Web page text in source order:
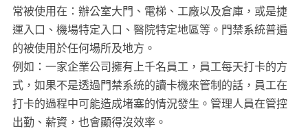
常被使用在：辦公室大門、電梯、工廠以及倉庫，或是捷
運入口、機場特定入口、醫院特定地區等。門禁系統普遍
的被使用於任何場所及地方。
例如：一家企業公司擁有上千名員工，員工每天打卡的方
式，如果不是透過門禁系統的讀卡機來管制的話，員工在
打卡的過程中可能造成堵塞的情況發生。管理人員在管控
出勤、薪資，也會顯得沒效率。